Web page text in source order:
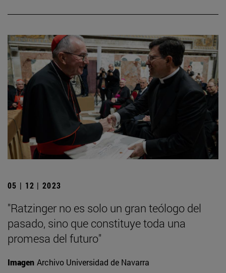
05 | 12 | 2023
"Ratzinger no es solo un gran teólogo del
pasado, sino que constituye toda una
promesa del futuro"
Imagen Archivo Universidad de Navarra